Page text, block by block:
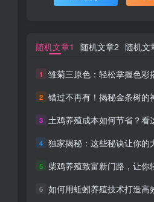
随机文章1 随机文章2 随机文
1 雏菊三原色：轻松掌握色彩
2 错过不再有！揭秘金条树的神秘魅力，
3 土鸡养殖成本如何节省？看这个简
4 独家揭秘：这些秘诀让你的
5 柴鸡养殖致富新门路，让你轻松
6 如何用蚯蚓养殖技术打造高效农
随机文章1 随机文章2 随机文
1 雏菊三原色：轻松掌握色彩
2 错过不再有！揭秘金条树的神秘魅力，
3 土鸡养殖成本如何节省？看这个简
4 独家揭秘：这些秘诀让你的
5 柴鸡养殖致富新门路，让你轻松
6 如何用蚯蚓养殖技术打造高效农